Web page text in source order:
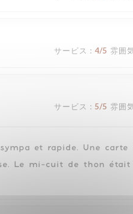
サービス : 4/5 雰囲
サービス : 5/5 雰囲
et rapide. Une carte
Le mi-cuit de thon